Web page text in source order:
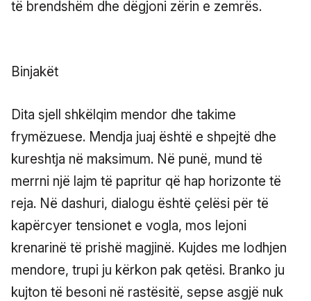
të brendshëm dhe dëgjoni zërin e zemrës.
Binjakët
Dita sjell shkëlqim mendor dhe takime
frymëzuese. Mendja juaj është e shpejtë dhe
kureshtja në maksimum. Në punë, mund të
merrni një lajm të papritur që hap horizonte të
reja. Në dashuri, dialogu është çelësi për të
kapërcyer tensionet e vogla, mos lejoni
krenarinë të prishë magjinë. Kujdes me lodhjen
mendore, trupi ju kërkon pak qetësi. Branko ju
kujton të besoni në rastësitë, sepse asgjë nuk